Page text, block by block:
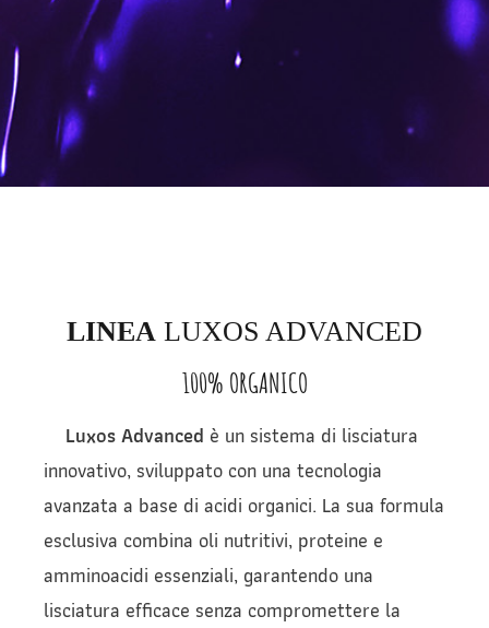
LINEA LUXOS ADVANCED
100% ORGANICO
Luxos Advanced è un sistema di lisciatura
innovativo, sviluppato con una tecnologia
avanzata a base di acidi organici. La sua formula
esclusiva combina oli nutritivi, proteine e
amminoacidi essenziali, garantendo una
lisciatura efficace senza compromettere la